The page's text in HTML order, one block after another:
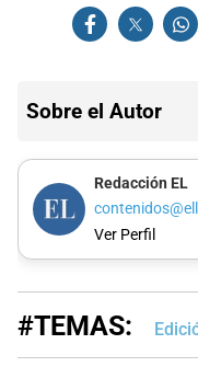
Sobre el Autor
Redacción EL
Ver Perfil
#TEMAS: